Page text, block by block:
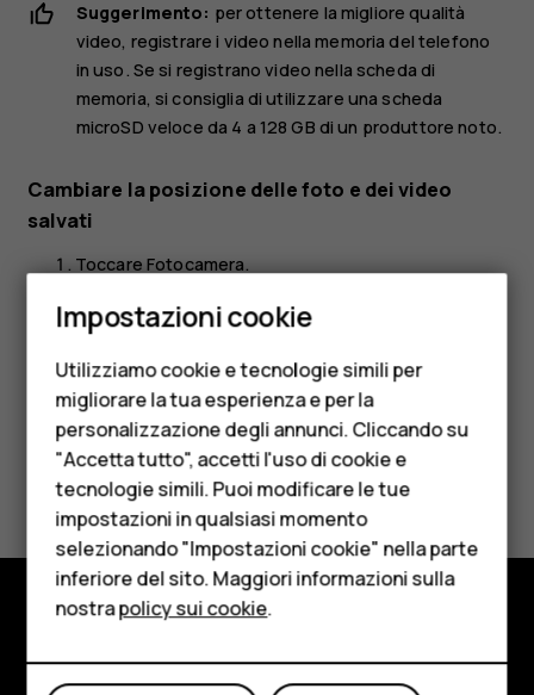
Smartphone
Cellulari
Telefoni per anziani
Accessori
HMD Terra M
Per le imprese
Tablet
Negozio
Suggerimento: per ottenere la migliore qualità
video, registrare i video nella memoria del telefono
in uso. Se si registrano video nella scheda di
memoria, si consiglia di utilizzare una scheda
microSD veloce da 4 a 128 GB di un produttore noto.
Cambiare la posizione delle foto e dei video
salvati
ToccareFotocamera.
Toccaremenu>Impostazioni >
Ti è stato d'aiuto?
Sì No
Impostazioni cookie
Utilizziamo cookie e tecnologie simili per
migliorare la tua esperienza e per la
personalizzazione degli annunci. Cliccando su
"Accetta tutto", accetti l'uso di cookie e
tecnologie simili. Puoi modificare le tue
impostazioni in qualsiasi momento
selezionando "Impostazioni cookie" nella parte
inferiore del sito. Maggiori informazioni sulla
nostrapolicy sui cookie.